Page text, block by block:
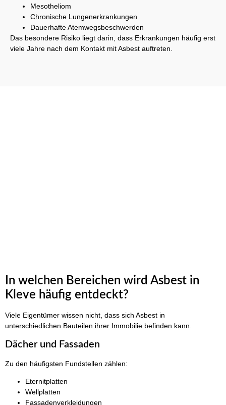
Mesotheliom
Chronische Lungenerkrankungen
Dauerhafte Atemwegsbeschwerden
Das besondere Risiko liegt darin, dass Erkrankungen häufig erst
viele Jahre nach dem Kontakt mit Asbest auftreten.
In welchen Bereichen wird Asbest in
Kleve häufig entdeckt?
Viele Eigentümer wissen nicht, dass sich Asbest in
unterschiedlichen Bauteilen ihrer Immobilie befinden kann.
Dächer und Fassaden
Zu den häufigsten Fundstellen zählen:
Eternitplatten
Wellplatten
Fassadenverkleidungen